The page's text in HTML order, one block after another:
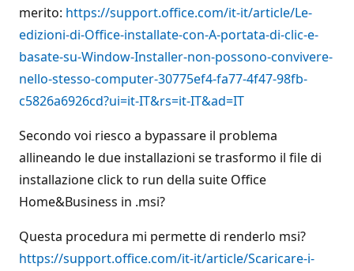
merito: https://support.office.com/it-it/article/Le-
edizioni-di-Office-installate-con-A-portata-di-clic-e-
basate-su-Window-Installer-non-possono-convivere-
nello-stesso-computer-30775ef4-fa77-4f47-98fb-
c5826a6926cd?ui=it-IT&rs=it-IT&ad=IT
Secondo voi riesco a bypassare il problema
allineando le due installazioni se trasformo il file di
installazione click to run della suite Office
Home&Business in .msi?
Questa procedura mi permette di renderlo msi?
https://support.office.com/it-it/article/Scaricare-i-